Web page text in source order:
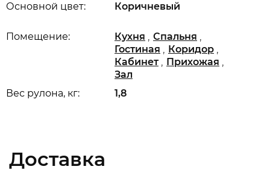
Вес рулона, кг: 1,8
Основной цвет: Коричневый
Помещение: Кухня , Спальня ,
Гостиная , Коридор ,
Кабинет , Прихожая ,
Зал
Доставка